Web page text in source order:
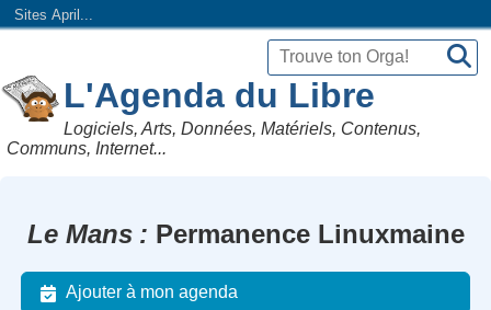
Sites April...
L'Agenda du Libre
Logiciels, Arts, Données, Matériels, Contenus,
Communs, Internet...
Le Mans Permanence Linuxmaine
Ajouter à mon agenda